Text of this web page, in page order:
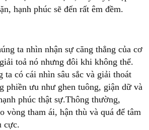
hạnh phúc sẽ đến rất êm đềm.
ta nhìn nhận sự căng thẳng của cơ
toả nó nhưng đôi khi không thể.
ta có cái nhìn sâu sắc và giải thoát
phiền ưu như ghen tuông, giận dữ và
phúc thật sự.Thông thường,
vòng tham ái, hận thù và quá để tâm
cực.